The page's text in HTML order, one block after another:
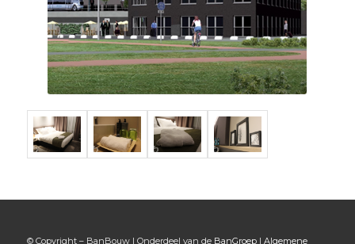
© Copyright – BanBouw | Onderdeel van de BanGroep| Algemene